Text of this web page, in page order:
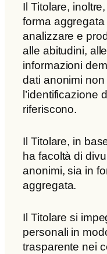
Il Titolare,
forma
analizzare e
alle abitudini,
informazioni
dati anonimi
l’identificazione
riferiscono.
Il Titolare, in
ha facoltà di
anonimi, sia in
aggregata.
Il Titolare si
personali in
trasparente nei